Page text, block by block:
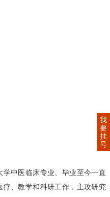
中医临床专业、毕业至今一直
、教学和科研工作，主攻研究
我
要
挂
号